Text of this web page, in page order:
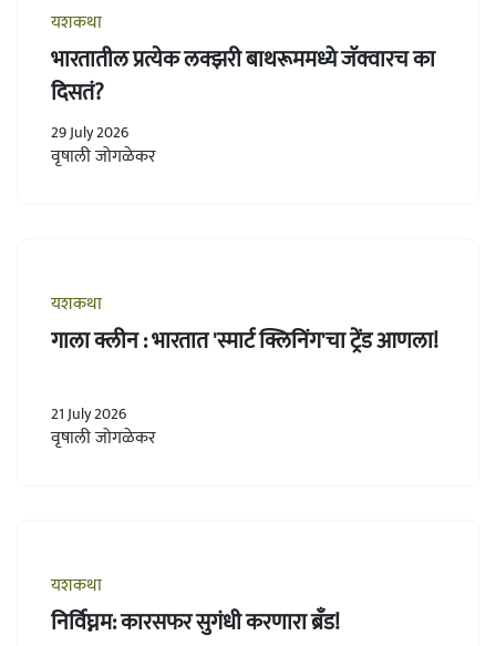
यशकथा
भारतातील प्रत्येक लक्झरी बाथरूममध्ये जॅक्वारच का
दिसतं?
29 July 2026
वृषाली जोगळेकर
यशकथा
गाला क्लीन : भारतात 'स्मार्ट क्लिनिंग'चा ट्रेंड आणला!
21 July 2026
वृषाली जोगळेकर
यशकथा
निर्विघ्नम: कारसफर सुगंधी करणारा ब्रँड!